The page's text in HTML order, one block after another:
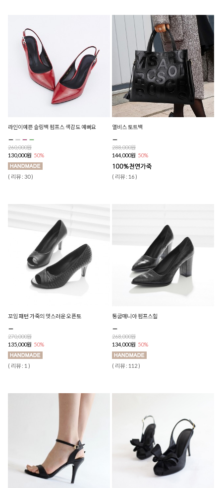
라인이예쁜 슬링백 펌프스 색감도 예뻐요
260,000원
130,000원 50%
( 리뷰 : 30 )
앨비스 토트백
288,000원
144,000원 50%
( 리뷰 : 16 )
꼬임 패턴 가죽의 멋스러운 오픈토
270,000원
135,000원 50%
( 리뷰 : 1 )
통굽매니아 펌프스힐
268,000원
134,000원 50%
( 리뷰 : 112 )